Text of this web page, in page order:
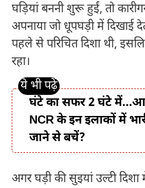
घड़ियां बननी शुरू हुईं, तो
अपनाया जो धूपघड़ी में दिखाई
पहले से परिचित दिशा थी,
रहा।
घंटे का सफर 2 घंटे
NCR के इन इलाकों में
जाने से बचें?
अगर घड़ी की सुइयां उल्टी दिशा